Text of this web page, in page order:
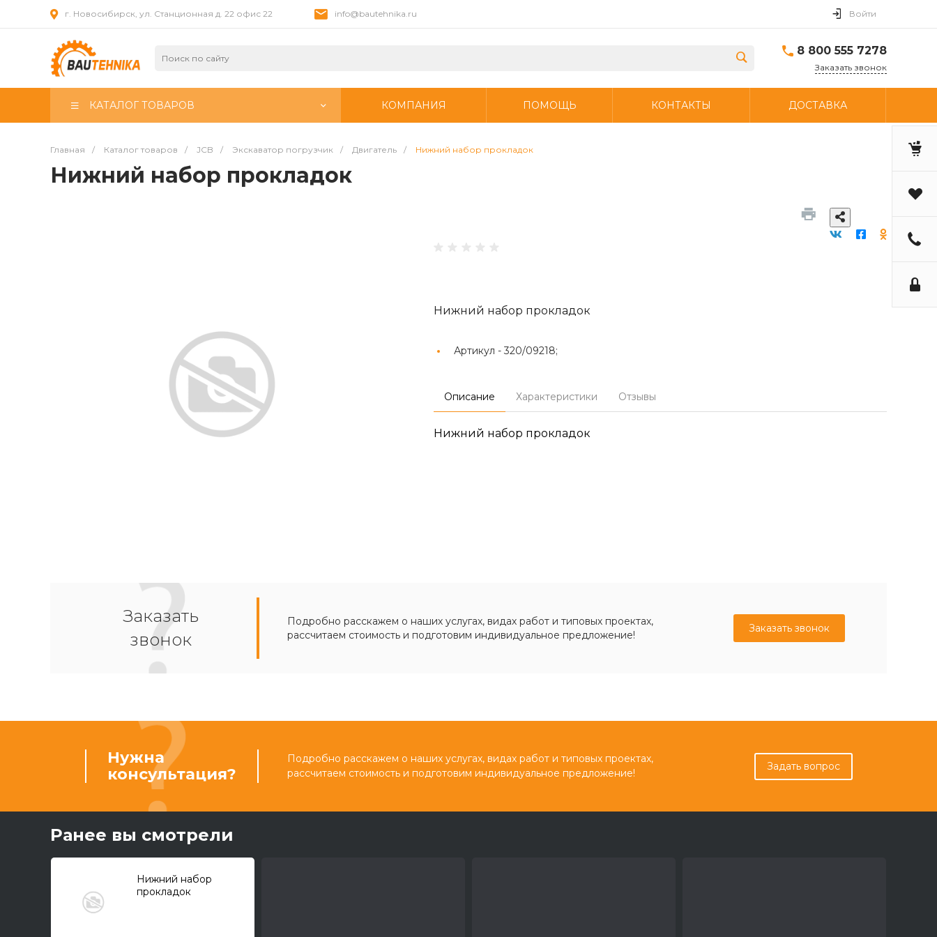
г. Новосибирск, ул. Станционная д. 22 офис 22 info@bautehnika.ru Войти
8 800 555 7278
Заказать звонок
КАТАЛОГ ТОВАРОВ КОМПАНИЯ ПОМОЩЬ КОНТАКТЫ ДОСТАВКА
Главная / Каталог товаров / JCB / Экскаватор погрузчик / Двигатель / Нижний набор прокладок
Нижний набор прокладок
Нижний набор прокладок
Артикул - 320/09218;
Описание Характеристики Отзывы
Нижний набор прокладок
Заказать
звонок
Подробно расскажем о наших услугах, видах работ и типовых проектах,
рассчитаем стоимость и подготовим индивидуальное предложение!
Заказать звонок
Нужна
консультация?
Подробно расскажем о наших услугах, видах работ и типовых проектах,
рассчитаем стоимость и подготовим индивидуальное предложение!
Задать вопрос
Ранее вы смотрели
Нижний набор
прокладок